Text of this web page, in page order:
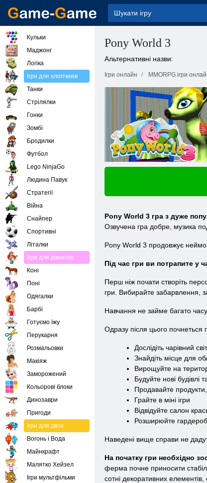
Pony World 3
Альтернативні назви:
Ігри онлайн MMORPG ігри
Pony World 3 гра з дуже
Озвучена гра добре, музика
Pony World 3 продовжує
Під час гри ви потрапите у
Перш ніж почати створіть
гри. Вибирайте забарвлення,
Навчання не займе багато
Одразу після цього почнеться
Дослідіть чарівний світ
Знайдіть місце для
Вирощуйте на
Будуйте нові будівлі
Продавайте
Грайте в міні ігри
Відвідуйте салон
Розширюйте
Наведені вище справи не
На початку гри необхідно
ферма почне приносити
сотні декоративних елементів,
Кульки
Маджонг
Логіка
Ігри для хлопчиків
Танки
Стрілялки
Гонки
Зомбі
Бродилки
Футбол
Lego NinjaGo
Людина Павук
Стратегії
Війна
Снайпер
Спортивні
Літалки
Ігри для дівчаток
Коні
Поні
Одягалки
Барбі
Готуємо їжу
Перукарня
Розмальовки
Макіяж
Заморожений
Кольорові блоки
Динозаври
Пригоди
Ігри для двох
Вогонь і Вода
Майнкрафт
Малятко Хейзел
Ігри мультфільми